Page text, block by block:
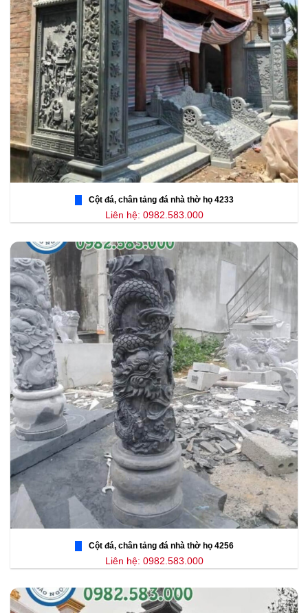
Cột đá, chân tảng đá nhà thờ họ 4233
Liên hệ: 0982.583.000
Cột đá, chân tảng đá nhà thờ họ 4256
Liên hệ: 0982.583.000